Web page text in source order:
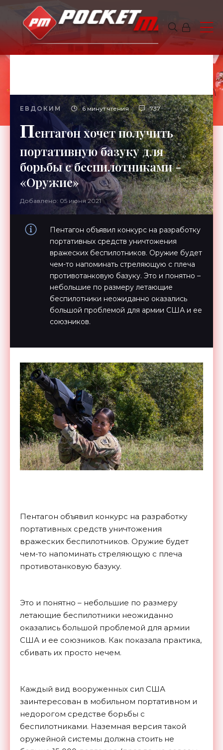
ЕВДОКИМ 6 минут чтения 737
Пентагон хочет получить
портативную базуку для
борьбы с беспилотниками -
«Оружие»
Добавлено: 05 июня 2021
Пентагон объявил конкурс на разработку
портативных средств уничтожения
вражеских беспилотников. Оружие будет
чем-то напоминать стреляющую с плеча
противотанковую базуку. Это и понятно –
небольшие по размеру летающие
беспилотники неожиданно оказались
большой проблемой для армии США и ее
союзников.
Пентагон объявил конкурс на разработку
портативных средств уничтожения
вражеских беспилотников. Оружие будет
чем-то напоминать стреляющую с плеча
противотанковую базуку.
Это и понятно – небольшие по размеру
летающие беспилотники неожиданно
оказались большой проблемой для армии
США и ее союзников. Как показала практика,
сбивать их просто нечем.
Каждый вид вооруженных сил США
заинтересован в мобильном портативном и
недорогом средстве борьбы с
беспилотниками. Наземная версия такой
оружейной системы должна стоить не